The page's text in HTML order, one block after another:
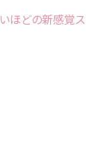
ほどの新感覚ス